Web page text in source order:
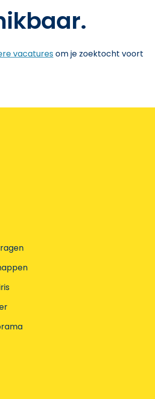
vacaturesom je zoektocht voort